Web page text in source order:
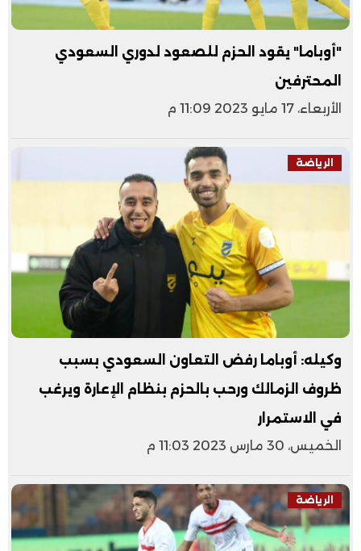
"أوباما" يقود الحزم للصعود لدوري السعودي
المحترفين
الأربعاء، 17 مايو 2023 11:09 م
الرياضة
وكيله: أوباما رفض التعاون السعودي بسبب
ظروف الزمالك ورحب بالحزم بنظام الإعارة ويرغب
في الاستمرار
الخميس، 30 مارس 2023 11:03 م
الرياضة